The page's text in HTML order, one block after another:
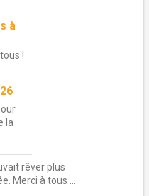
à
!
la
rêver plus
Merci à tous …